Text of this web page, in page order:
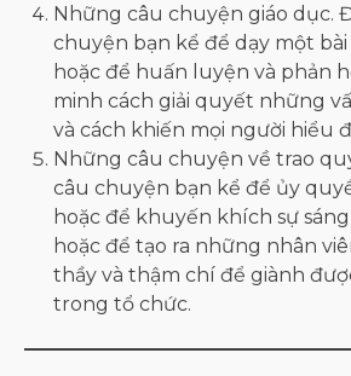
Những câu chuyện giáo dục.
chuyện bạn kể để dạy một
hoặc để huấn luyện và phản
minh cách giải quyết những
và cách khiến mọi người hiểu
Những câu chuyện về trao
câu chuyện bạn kể để ủy
hoặc để khuyến khích sự
hoặc để tạo ra những nhân
thầy và thậm chí để giành
trong tổ chức.